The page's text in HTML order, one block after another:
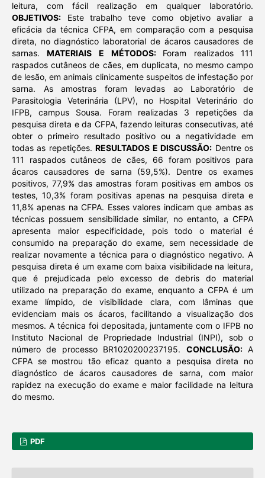
leitura, com fácil realização em qualquer laboratório.
OBJETIVOS:Este trabalho teve como objetivo avaliar a
eficácia da técnica CFPA, em comparação com a pesquisa
direta, no diagnóstico laboratorial de ácaros causadores de
sarnas.MATERIAIS E MÉTODOS: Foram realizados 111
raspados cutâneos de cães, em duplicata, no mesmo campo
de lesão, em animais clinicamente suspeitos de infestação por
sarna. As amostras foram levadas ao Laboratório de
Parasitologia Veterinária (LPV), no Hospital Veterinário do
IFPB, campus Sousa. Foram realizadas 3 repetições da
pesquisa direta e da CFPA, fazendo leituras consecutivas, até
obter o primeiro resultado positivo ou a negatividade em
todas as repetições.RESULTADOS E DISCUSSÃO: Dentre os
111 raspados cutâneos de cães, 66 foram positivos para
ácaros causadores de sarna (59,5%). Dentre os exames
positivos, 77,9% das amostras foram positivas em ambos os
testes, 10,3% foram positivas apenas na pesquisa direta e
11,8% apenas na CFPA. Esses valores indicam que ambas as
técnicas possuem sensibilidade similar, no entanto, a CFPA
apresenta maior especificidade, pois todo o material é
consumido na preparação do exame, sem necessidade de
realizar novamente a técnica para o diagnóstico negativo. A
pesquisa direta é um exame com baixa visibilidade na leitura,
que é prejudicada pelo excesso de debris do material
utilizado na preparação do exame, enquanto a CFPA é um
exame límpido, de visibilidade clara, com lâminas que
evidenciam mais os ácaros, facilitando a visualização dos
mesmos. A técnica foi depositada, juntamente com o IFPB no
Instituto Nacional de Propriedade Industrial (INPI), sob o
número de processo BR1020200237195. CONCLUSÃO:A
CFPA se mostrou tão eficaz quanto a pesquisa direta no
diagnóstico de ácaros causadores de sarna, com maior
rapidez na execução do exame e maior facilidade na leitura
do mesmo.
PDF